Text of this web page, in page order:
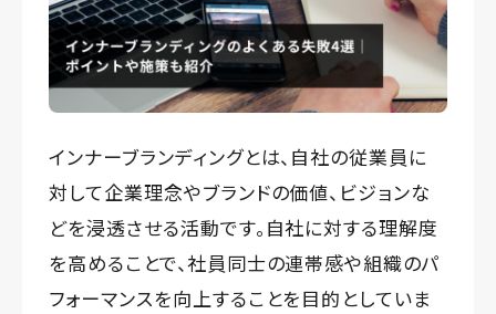
インナーブランディングとは、自社の従業員に
対して企業理念やブランドの価値、ビジョンな
どを浸透させる活動です。自社に対する理解度
を高めることで、社員同士の連帯感や組織のパ
フォーマンスを向上することを目的としていま